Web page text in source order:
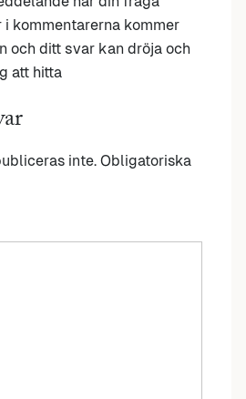
i kommentarerna kommer
och ditt svar kan dröja och
att hitta
inte. Obligatoriska